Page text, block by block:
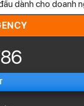
dành cho doanh